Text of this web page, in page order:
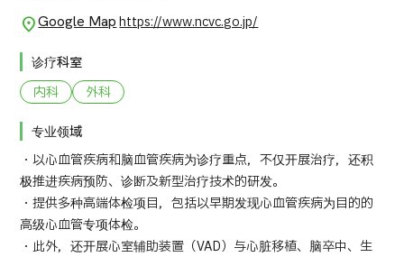
Google Map https://www.ncvc.go.jp/
诊疗科室
内科
外科
专业领域
・以心血管疾病和脑血管疾病为诊疗重点，不仅开展治疗，还积
极推进疾病预防、诊断及新型治疗技术的研发。
・提供多种高端体检项目，包括以早期发现心血管疾病为目的的
高级心血管专项体检。
・此外，还开展心室辅助装置（VAD）与心脏移植、脑卒中、生